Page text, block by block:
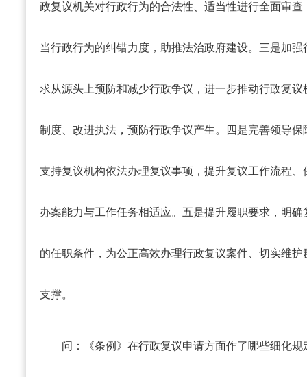
政复议机关对行政行为的合法性、适当性进行全面审
当行政行为的纠错力度，助推法治政府建设。三是加
求从源头上预防和减少行政争议，进一步推动行政复
制度、改进执法，预防行政争议产生。四是完善领导
支持复议机构依法办理复议事项，提升复议工作流程
办案能力与工作任务相适应。五是提升履职要求，明
的任职条件，为公正高效办理行政复议案件、切实维
支撑。
问：《条例》在行政复议申请方面作了哪些细化规